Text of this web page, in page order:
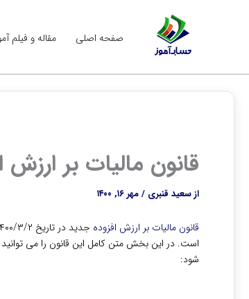
صفحه اصلی مقاله و فیلم
قانون مالیات بر ارزش افزوده
ازسعید قنبری /مهر ۱۶, ۱۴۰۰
قانون مالیات بر ارزش افزوده
شود: